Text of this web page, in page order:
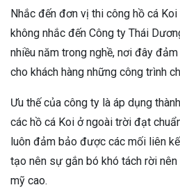
Nhắc đến đơn vị thi công hồ cá
không nhắc đến Công ty Thái
nhiều năm trong nghề, nơi đây
cho khách hàng những công trình
Ưu thế của công ty là áp dụng
các hồ cá Koi ở ngoài trời đạt
luôn đảm bảo được các mối liên
tạo nên sự gắn bó khó tách rời
mỹ cao.